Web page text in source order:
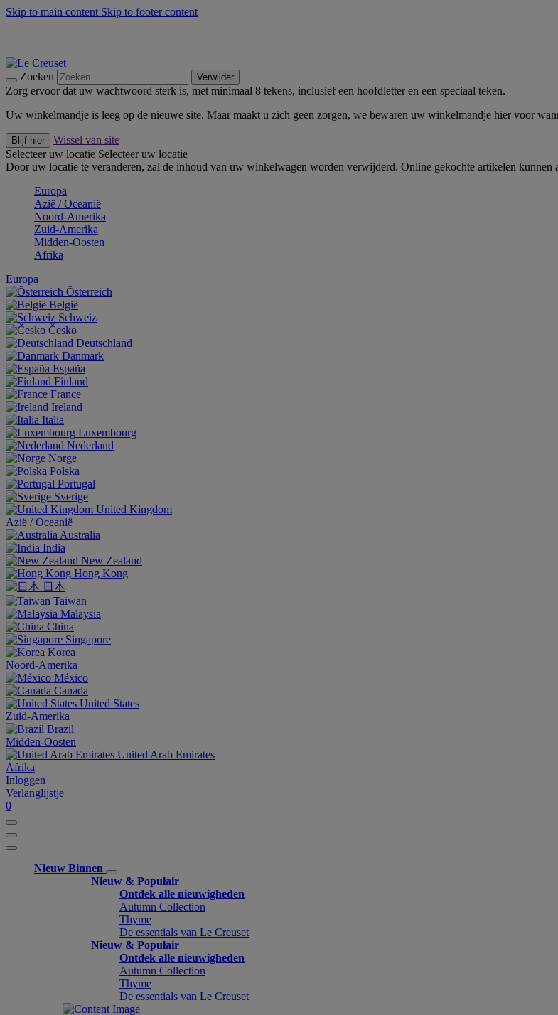
Skip to main content Skip to footer content
Zoeken Verwijder
Zorg ervoor dat uw wachtwoord sterk is, met minimaal 8 tekens, inclusief een hoofdletter en een speciaal teken.
Uw winkelmandje is leeg op de nieuwe site. Maar maakt u zich geen zorgen, we bewaren uw winkelmandje hier voor
Blijf hier
Wissel van site
Selecteer uw locatie Selecteer uw locatie
Door uw locatie te veranderen, zal de inhoud van uw winkelwagen worden verwijderd. Online gekochte artikelen kunnen
Europa
Aziё / Oceaniё
Noord-Amerika
Zuid-Amerika
Midden-Oosten
Afrika
Europa
Österreich
België
Schweiz
Česko
Deutschland
Danmark
España
Finland
France
Ireland
Italia
Luxembourg
Nederland
Norge
Polska
Portugal
Sverige
United Kingdom
Aziё / Oceaniё
Australia
India
New Zealand
Hong Kong
日本
Taiwan
Malaysia
China
Singapore
Korea
Noord-Amerika
México
Canada
United States
Zuid-Amerika
Brazil
Midden-Oosten
United Arab Emirates
Afrika
Inloggen
Verlanglijstje
0
Nieuw Binnen
Nieuw & Populair
Ontdek alle nieuwigheden
Autumn Collection
Thyme
De essentials van Le Creuset
Nieuw & Populair
Ontdek alle nieuwigheden
Autumn Collection
Thyme
De essentials van Le Creuset